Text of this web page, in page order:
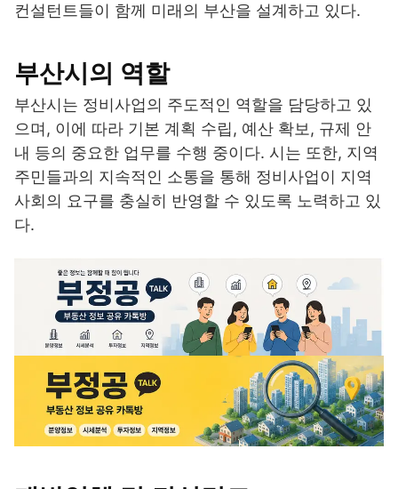
컨설턴트들이 함께 미래의 부산을 설계하고 있다.
부산시의 역할
부산시는 정비사업의 주도적인 역할을 담당하고 있
으며, 이에 따라 기본 계획 수립, 예산 확보, 규제 안
내 등의 중요한 업무를 수행 중이다. 시는 또한, 지역
주민들과의 지속적인 소통을 통해 정비사업이 지역
사회의 요구를 충실히 반영할 수 있도록 노력하고 있
다.